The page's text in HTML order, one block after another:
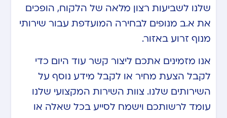
שלנו לשביעות רצון מלאה של הלקוח, הופכים
את א.ב מנופים לבחירה המועדפת עבור שירותי
מנוף זרוע באזור.
אנו מזמינים אתכם ליצור קשר עוד היום כדי
לקבל הצעת מחיר או לקבל מידע נוסף על
השירותים שלנו. צוות השירות המקצועי שלנו
עומד לרשותכם וישמח לסייע בכל שאלה או